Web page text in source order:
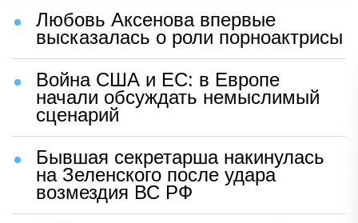
Любовь Аксенова впервые
высказалась о роли порноактрисы
Война США и ЕС: в Европе
начали обсуждать немыслимый
сценарий
Бывшая секретарша накинулась
на Зеленского после удара
возмездия ВС РФ